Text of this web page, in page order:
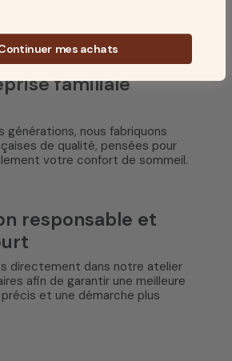
familiale
générations, nous fabriquons
de qualité, pensées pour
votre confort de sommeil.
responsable et
directement dans notre atelier
afin de garantir une meilleure
et une démarche plus
mes achats